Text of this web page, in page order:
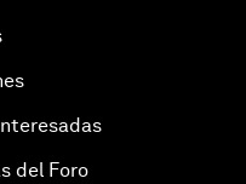
del Foro